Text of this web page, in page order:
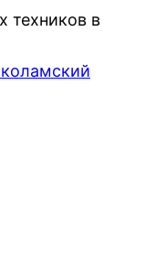
техников в